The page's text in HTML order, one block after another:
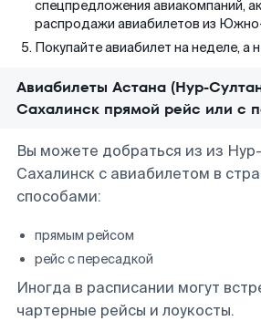
спецпредложения авиакомпаний,
распродажи авиабилетов из
Покупайте авиабилет на неделе, а
Авиабилеты Астана (Нур-
Сахалинск прямой рейс или с
Вы можете добраться из из
Сахалинск с авиабилетом в
способами:
прямым рейсом
рейс с пересадкой
Иногда в расписании могут
чартерные рейсы и лоукосты.